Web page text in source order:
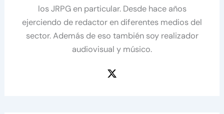
los JRPG en particular. Desde hace años
ejerciendo de redactor en diferentes medios del
sector. Además de eso también soy realizador
audiovisual y músico.